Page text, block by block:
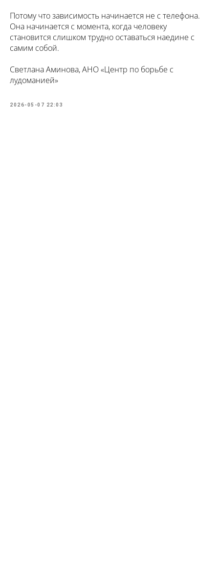
Потому что зависимость начинается не с телефона.
Она начинается с момента, когда человеку
становится слишком трудно оставаться наедине с
самим собой.
Светлана Аминова, АНО «Центр по борьбе с
лудоманией»
2026-05-07 22:03